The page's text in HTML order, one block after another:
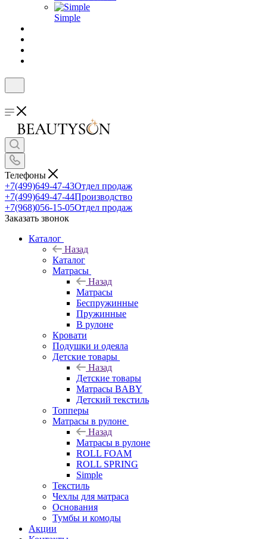
Simple
Телефоны
+7(499)649-47-43Отдел продаж
+7(499)649-47-44Производство
+7(968)056-15-05Отдел продаж
Заказать звонок
Каталог
Назад
Каталог
Матрасы
Назад
Матрасы
Беспружинные
Пружинные
В рулоне
Кровати
Подушки и одеяла
Детские товары
Назад
Детские товары
Матрасы BABY
Детский текстиль
Топперы
Матрасы в рулоне
Назад
Матрасы в рулоне
ROLL FOAM
ROLL SPRING
Simple
Текстиль
Чехлы для матраса
Основания
Тумбы и комоды
Акции